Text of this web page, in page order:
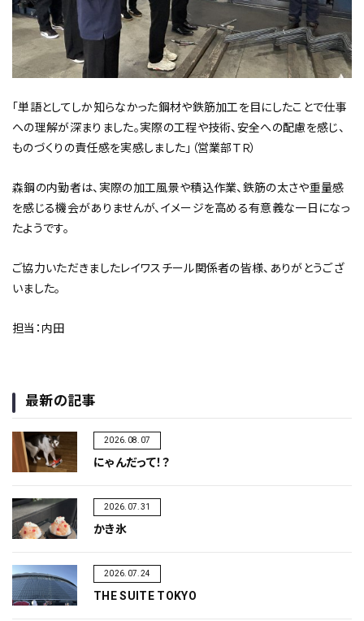
「単語としてしか知らなかった鋼材や鉄筋加工を目にしたことで仕事
への理解が深まりました。実際の工程や技術、安全への配慮を感じ、
ものづくりの責任感を実感しました」（営業部ＴＲ）
森鋼の内勤者は、実際の加工風景や積込作業、鉄筋の太さや重量感
を感じる機会がありませんが、イメージを高める有意義な一日になっ
たようです。
ご協力いただきましたレイワスチール関係者の皆様、ありがとうござ
いました。
担当：内田
最新の記事
2026.08.07
にゃんだって！？
2026.07.31
かき氷
2026.07.24
THE SUITE TOKYO